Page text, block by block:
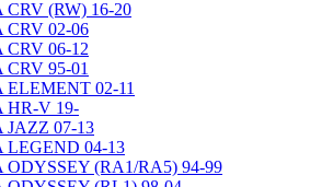
(RW) 16-20
CRV 02-06
06-12
95-01
02-11
HR-V 19-
JAZZ 07-13
LEGEND 04-13
ODYSSEY (RA1/RA5) 94-99